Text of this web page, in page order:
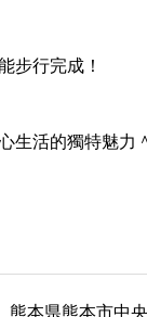
步行完成！
生活的獨特魅力
熊本県熊本市中